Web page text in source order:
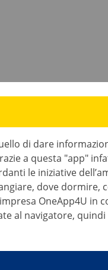
di dare
a questa "app"
le iniziative
dove dormire,
OneApp4U in
al navigatore,